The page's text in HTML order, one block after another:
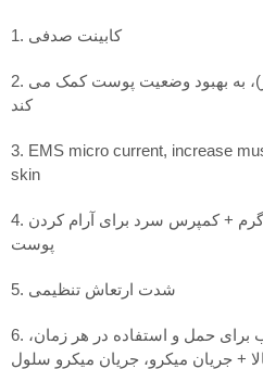
1. کابینت صدفی
2. نورهای رنگی (قرمز، آبی، سبز)، به بهبود وضعیت پوست کمک می
کند
3. EMS micro current, increase
skin
4. ماساژ ویبره + چرخه کمپرس گرم + کمپرس سرد برای آرام کردن
پوست
5. شدت ارتعاش تنظیمی
6. اندازه جمع و جور، مناسب برای حمل و استفاده در هر زمان،
+ جریان میکرو، جریان میکرو سلول